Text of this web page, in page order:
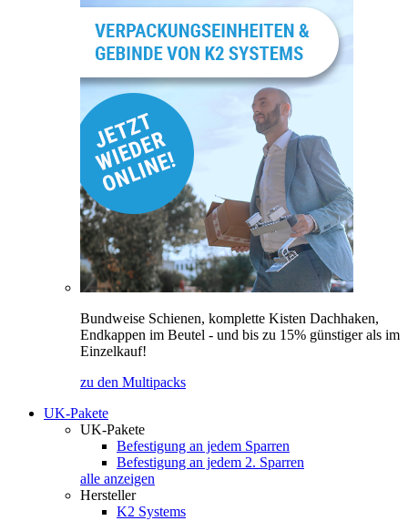
Bundweise Schienen, komplette Kisten Dachhaken,
Endkappen im Beutel - und bis zu 15% günstiger als im
Einzelkauf!
zu den Multipacks
UK-Pakete
UK-Pakete
Befestigung an jedem Sparren
Befestigung an jedem 2. Sparren
alle anzeigen
Hersteller
K2 Systems